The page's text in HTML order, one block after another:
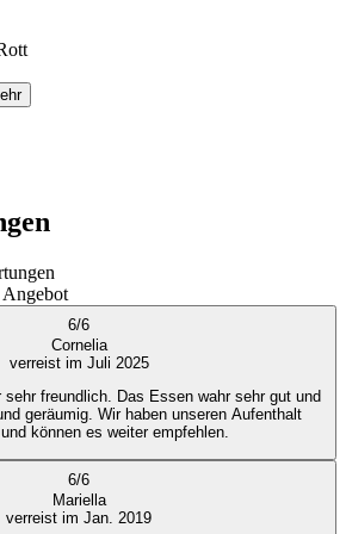
Angebot
6/6
Cornelia
verreist im Juli 2025
sehr freundlich. Das Essen wahr sehr gut und
geräumig. Wir haben unseren Aufenthalt
können es weiter empfehlen.
6/6
Mariella
verreist im Jan. 2019